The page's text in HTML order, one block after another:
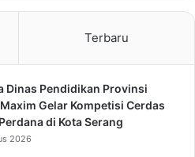
Terbaru
Dinas Pendidikan Provinsi
Gelar Kompetisi Cerdas
di Kota Serang
2026